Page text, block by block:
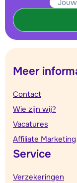
Meer
Contact
Wie zijn wij?
Vacatures
Affiliate Marketing
Service
Verzekeringen